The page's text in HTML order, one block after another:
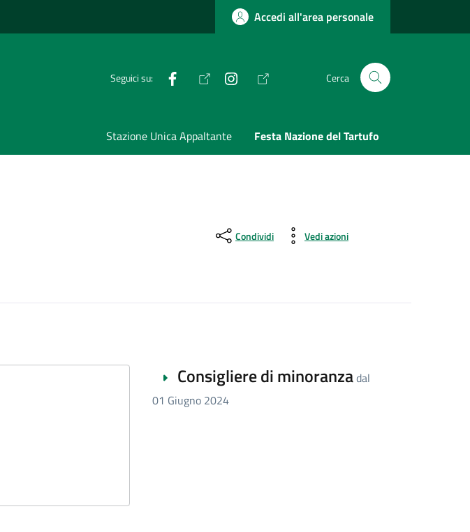
Accedi all'area personale
Seguici su: Facebook Instagram Cerca
Stazione Unica Appaltante Festa Nazione del Tartufo
Condividi Vedi azioni
Consigliere di minoranzadal
01 Giugno 2024